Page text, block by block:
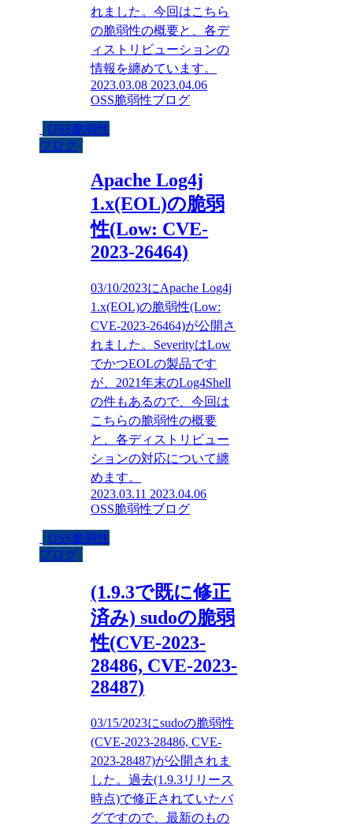
れました。今回はこちら
の脆弱性の概要と、各デ
ィストリビューションの
情報を纏めています。
2023.03.08 2023.04.06
OSS脆弱性ブログ
OSS脆弱性
ブログ
Apache Log4j
1.x(EOL)の脆弱
性(Low: CVE-
2023-26464)
03/10/2023にApache Log4j
1.x(EOL)の脆弱性(Low:
CVE-2023-26464)が公開さ
れました。SeverityはLow
でかつEOLの製品です
が、2021年末のLog4Shell
の件もあるので、今回は
こちらの脆弱性の概要
と、各ディストリビュー
ションの対応について纏
めます。
2023.03.11 2023.04.06
OSS脆弱性ブログ
OSS脆弱性
ブログ
(1.9.3で既に修正
済み) sudoの脆弱
性(CVE-2023-
28486, CVE-2023-
28487)
03/15/2023にsudoの脆弱性
(CVE-2023-28486, CVE-
2023-28487)が公開されま
した。過去(1.9.3リリース
時点)で修正されていたバ
グですので、最新のもの